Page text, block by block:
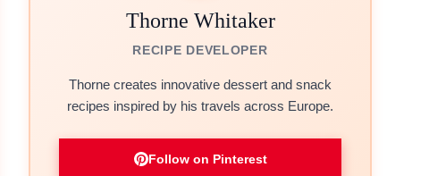
Thorne Whitaker
RECIPE DEVELOPER
Thorne creates innovative dessert and snack
recipes inspired by his travels across Europe.
Follow on Pinterest